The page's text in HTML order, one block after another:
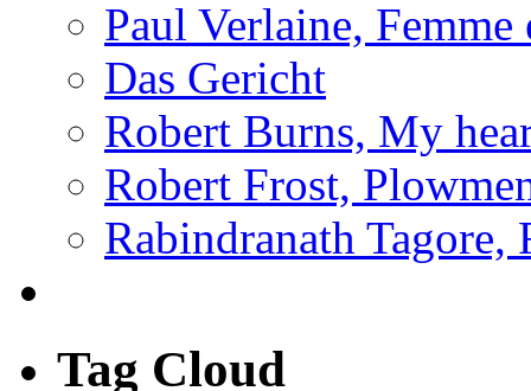
Paul Verlaine, Femme
Das Gericht
Robert Burns, My
Robert Frost,
Rabindranath Tagore,
Tag Cloud